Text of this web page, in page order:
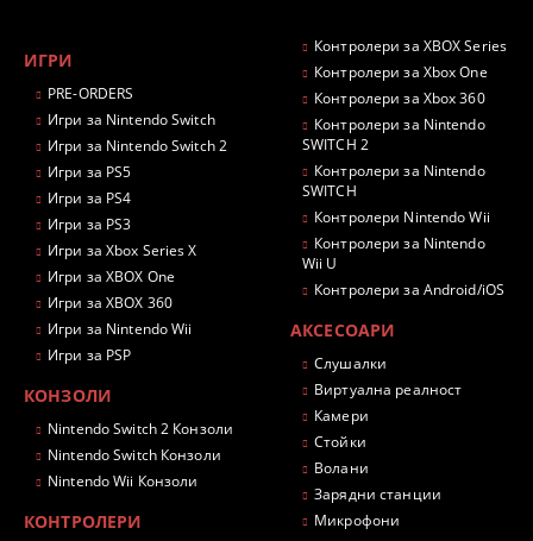
ИГРИ
PRE-ORDERS
Игри за Nintendo Switch
Игри за Nintendo Switch 2
Игри за PS5
Игри за PS4
Игри за PS3
Игри за Xbox Series X
Игри за XBOX One
Игри за XBOX 360
Игри за Nintendo Wii
Игри за PSP
КОНЗОЛИ
Nintendo Switch 2 Конзоли
Nintendo Switch Конзоли
Nintendo Wii Конзоли
КОНТРОЛЕРИ
Контролери за XBOX Series
Контролери за Xbox One
Контролери за Xbox 360
Контролери за Nintendo
SWITCH 2
Контролери за Nintendo
SWITCH
Контролери Nintendo Wii
Контролери за Nintendo
Wii U
Контролери за Android/iOS
АКСЕСОАРИ
Слушалки
Виртуална реалност
Камери
Стойки
Волани
Зарядни станции
Микрофони